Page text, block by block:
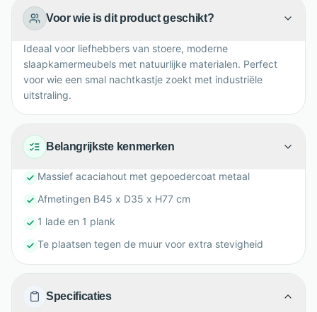
Voor wie is dit product geschikt?
Ideaal voor liefhebbers van stoere, moderne
slaapkamermeubels met natuurlijke materialen. Perfect
voor wie een smal nachtkastje zoekt met industriële
uitstraling.
Belangrijkste kenmerken
Massief acaciahout met gepoedercoat metaal
Afmetingen B45 x D35 x H77 cm
1 lade en 1 plank
Te plaatsen tegen de muur voor extra stevigheid
Specificaties